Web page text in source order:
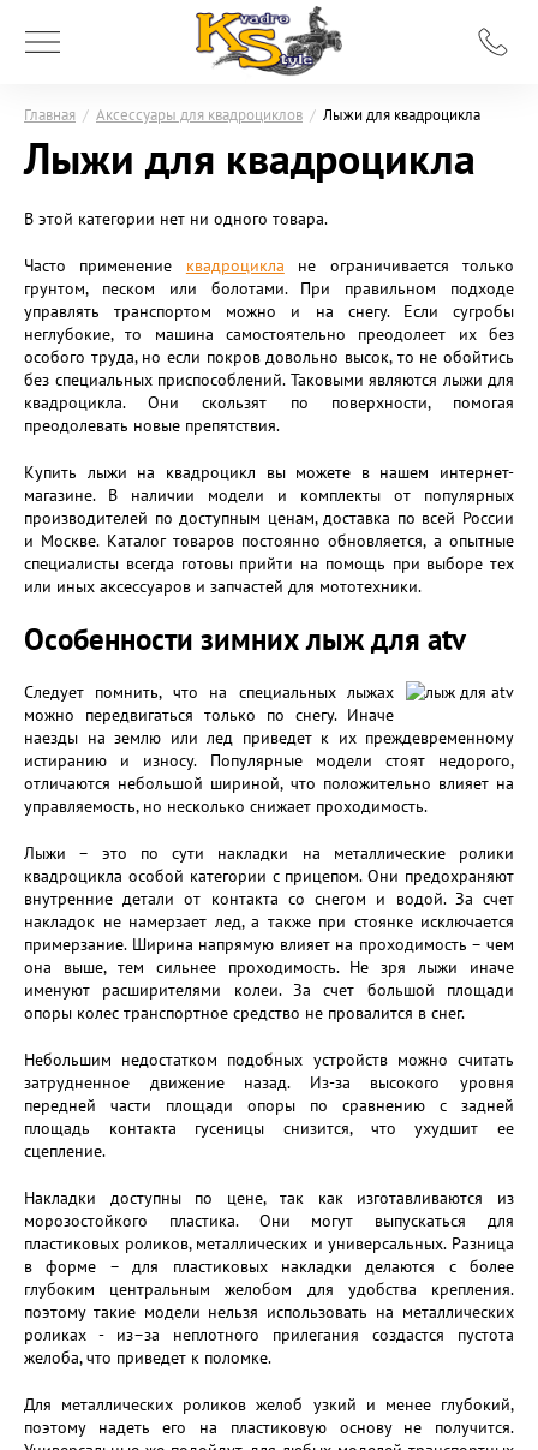
Главная / Аксессуары для квадроциклов / Лыжи для квадроцикла
Лыжи для квадроцикла
В этой категории нет ни одного товара.
Часто применение квадроцикла не ограничивается только
грунтом, песком или болотами. При правильном подходе
управлять транспортом можно и на снегу. Если сугробы
неглубокие, то машина самостоятельно преодолеет их без
особого труда, но если покров довольно высок, то не обойтись
без специальных приспособлений. Таковыми являются лыжи для
квадроцикла. Они скользят по поверхности, помогая
преодолевать новые препятствия.
Купить лыжи на квадроцикл вы можете в нашем интернет-
магазине. В наличии модели и комплекты от популярных
производителей по доступным ценам, доставка по всей России
и Москве. Каталог товаров постоянно обновляется, а опытные
специалисты всегда готовы прийти на помощь при выборе тех
или иных аксессуаров и запчастей для мототехники.
Особенности зимних лыж для atv
Следует помнить, что на специальных лыжах
можно передвигаться только по снегу. Иначе
наезды на землю или лед приведет к их преждевременному
истиранию и износу. Популярные модели стоят недорого,
отличаются небольшой шириной, что положительно влияет на
управляемость, но несколько снижает проходимость.
Лыжи – это по сути накладки на металлические ролики
квадроцикла особой категории с прицепом. Они предохраняют
внутренние детали от контакта со снегом и водой. За счет
накладок не намерзает лед, а также при стоянке исключается
примерзание. Ширина напрямую влияет на проходимость – чем
она выше, тем сильнее проходимость. Не зря лыжи иначе
именуют расширителями колеи. За счет большой площади
опоры колес транспортное средство не провалится в снег.
Небольшим недостатком подобных устройств можно считать
затрудненное движение назад. Из-за высокого уровня
передней части площади опоры по сравнению с задней
площадь контакта гусеницы снизится, что ухудшит ее
сцепление.
Накладки доступны по цене, так как изготавливаются из
морозостойкого пластика. Они могут выпускаться для
пластиковых роликов, металлических и универсальных. Разница
в форме – для пластиковых накладки делаются с более
глубоким центральным желобом для удобства крепления.
поэтому такие модели нельзя использовать на металлических
роликах - из–за неплотного прилегания создастся пустота
желоба, что приведет к поломке.
Для металлических роликов желоб узкий и менее глубокий,
поэтому надеть его на пластиковую основу не получится.